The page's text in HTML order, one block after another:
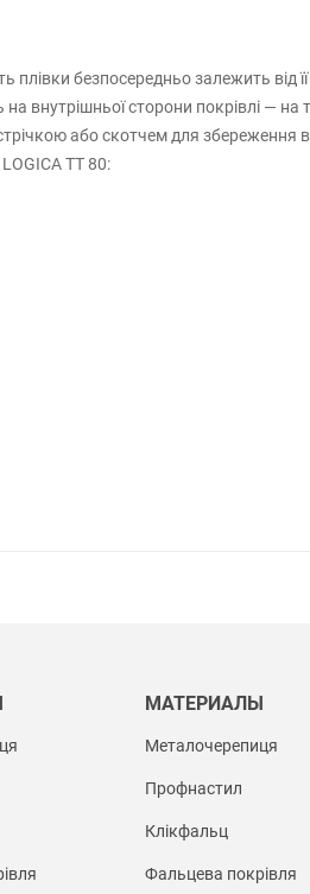
плівки безпосередньо залежить
внутрішньої сторони покрівлі —
або скотчем для збереження
LOGICA TT 80:
МАТЕРИАЛЫ
Металочерепиця
Профнастил
Клікфальц
Фальцева покрівля